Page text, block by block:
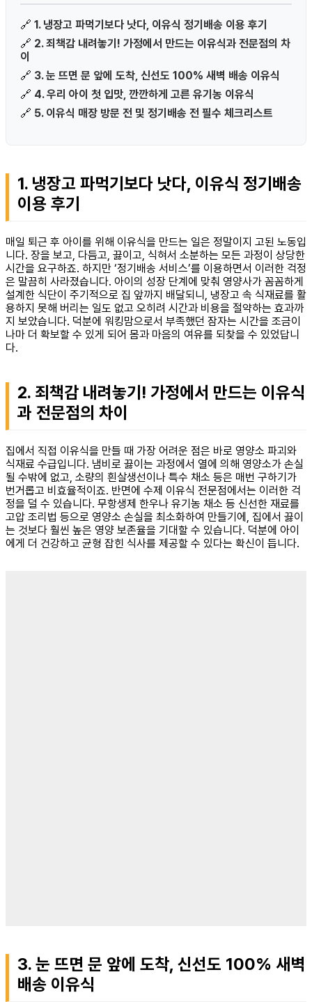
🔗 1. 냉장고 파먹기보다 낫다, 이유식 정기배송 이용 후기
🔗 2. 죄책감 내려놓기! 가정에서 만드는 이유식과 전문점의 차
이
🔗 3. 눈 뜨면 문 앞에 도착, 신선도 100% 새벽 배송 이유식
🔗 4. 우리 아이 첫 입맛, 깐깐하게 고른 유기농 이유식
🔗 5. 이유식 매장 방문 전 및 정기배송 전 필수 체크리스트
1. 냉장고 파먹기보다 낫다, 이유식 정기배송
이용 후기
매일 퇴근 후 아이를 위해 이유식을 만드는 일은 정말이지 고된 노동입
니다. 장을 보고, 다듬고, 끓이고, 식혀서 소분하는 모든 과정이 상당한
시간을 요구하죠. 하지만 ‘정기배송 서비스’를 이용하면서 이러한 걱정
은 말끔히 사라졌습니다. 아이의 성장 단계에 맞춰 영양사가 꼼꼼하게
설계한 식단이 주기적으로 집 앞까지 배달되니, 냉장고 속 식재료를 활
용하지 못해 버리는 일도 없고 오히려 시간과 비용을 절약하는 효과까
지 보았습니다. 덕분에 워킹맘으로서 부족했던 잠자는 시간을 조금이
나마 더 확보할 수 있게 되어 몸과 마음의 여유를 되찾을 수 있었답니
다.
2. 죄책감 내려놓기! 가정에서 만드는 이유식
과 전문점의 차이
집에서 직접 이유식을 만들 때 가장 어려운 점은 바로 영양소 파괴와
식재료 수급입니다. 냄비로 끓이는 과정에서 열에 의해 영양소가 손실
될 수밖에 없고, 소량의 흰살생선이나 특수 채소 등은 매번 구하기가
번거롭고 비효율적이죠. 반면에 수제 이유식 전문점에서는 이러한 걱
정을 덜 수 있습니다. 무항생제 한우나 유기농 채소 등 신선한 재료를
고압 조리법 등으로 영양소 손실을 최소화하여 만들기에, 집에서 끓이
는 것보다 훨씬 높은 영양 보존율을 기대할 수 있습니다. 덕분에 아이
에게 더 건강하고 균형 잡힌 식사를 제공할 수 있다는 확신이 듭니다.
3. 눈 뜨면 문 앞에 도착, 신선도 100% 새벽
배송 이유식